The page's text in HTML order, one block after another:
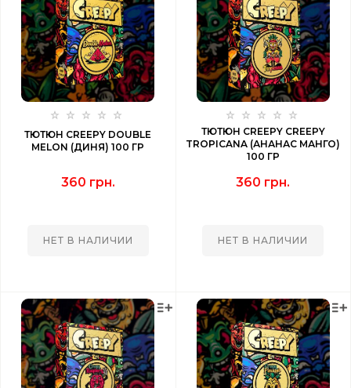
ТЮТЮН CREEPY DOUBLE
MELON (ДИНЯ) 100 ГР
360 грн.
НЕТ В НАЛИЧИИ
ТЮТЮН CREEPY CREEPY
TROPICANA (АНАНАС МАНГО)
100 ГР
360 грн.
НЕТ В НАЛИЧИИ